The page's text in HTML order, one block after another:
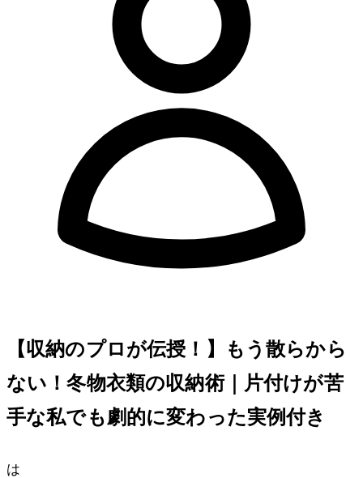
【収納のプロが伝授！】もう散らから
ない！冬物衣類の収納術｜片付けが苦
手な私でも劇的に変わった実例付き
は